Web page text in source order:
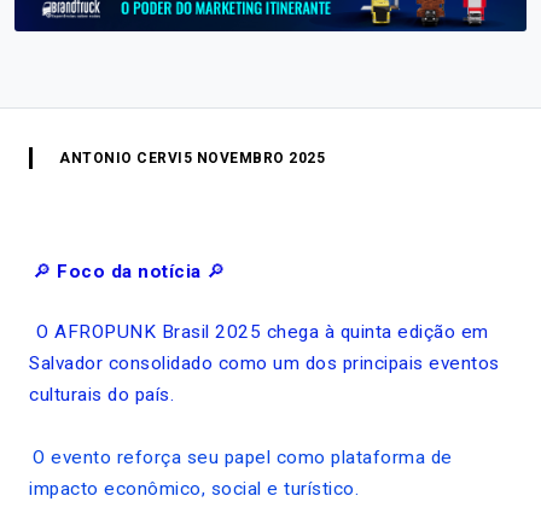
ANTONIO CERVI 5 NOVEMBRO 2025
🔎 Foco da notícia 🔎
O AFROPUNK Brasil 2025 chega à quinta edição em
Salvador consolidado como um dos principais eventos
culturais do país.
O evento reforça seu papel como plataforma de
impacto econômico, social e turístico.